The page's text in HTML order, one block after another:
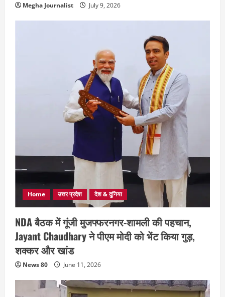
Megha Journalist July 9, 2026
Home उत्तर प्रदेश देश & दुनिया
NDA बैठक में गूंजी मुजफ्फरनगर-शामली की पहचान,
Jayant Chaudhary ने पीएम मोदी को भेंट किया गुड़,
शक्कर और खांड
News 80 June 11, 2026